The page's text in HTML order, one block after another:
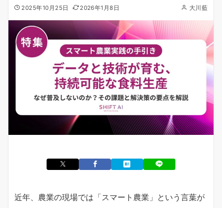
2025年10月25日 2026年1月8日 大川藍
近年、農業の現場では「スマート農業」という言葉が